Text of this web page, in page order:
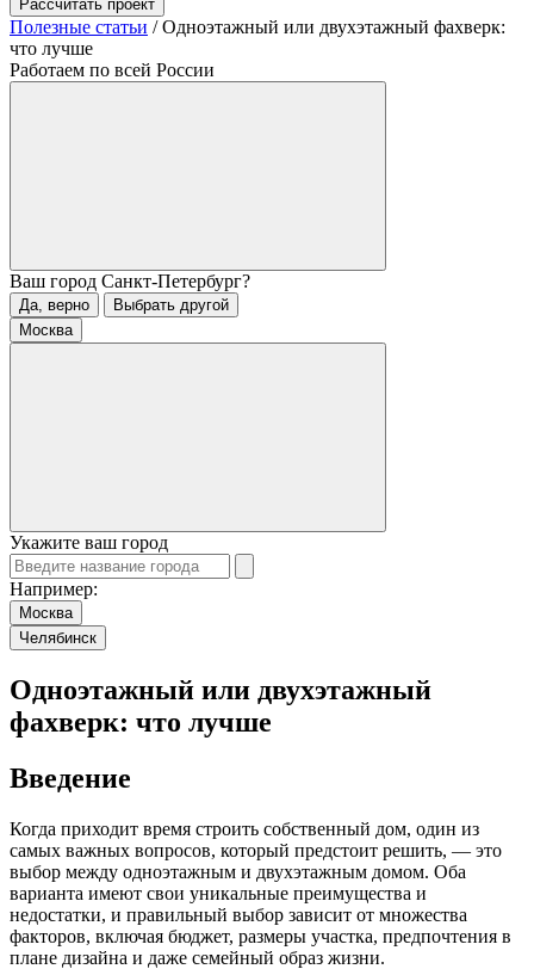
Рассчитать проект
Полезные статьи /Одноэтажный или двухэтажный фахверк:
что лучше
Работаем по всей России
Ваш город Санкт-Петербург?
Да, верно
Выбрать другой
Москва
Укажите ваш город
Например:
Москва
Челябинск
Одноэтажный или двухэтажный
фахверк: что лучше
Введение
Когда приходит время строить собственный дом, один из
самых важных вопросов, который предстоит решить, — это
выбор между одноэтажным и двухэтажным домом. Оба
варианта имеют свои уникальные преимущества и
недостатки, и правильный выбор зависит от множества
факторов, включая бюджет, размеры участка, предпочтения в
плане дизайна и даже семейный образ жизни.